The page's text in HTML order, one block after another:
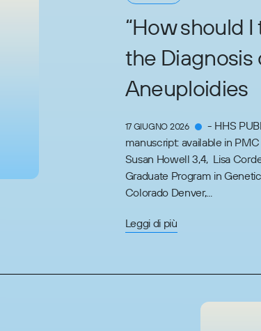
“How should
the Diagnosis
Aneuploidies
17 GIUGNO 2026
- HHS
manuscript: available in
Susan Howell 3,4, Lisa
Graduate Program in
Colorado Denver,...
Leggi di più